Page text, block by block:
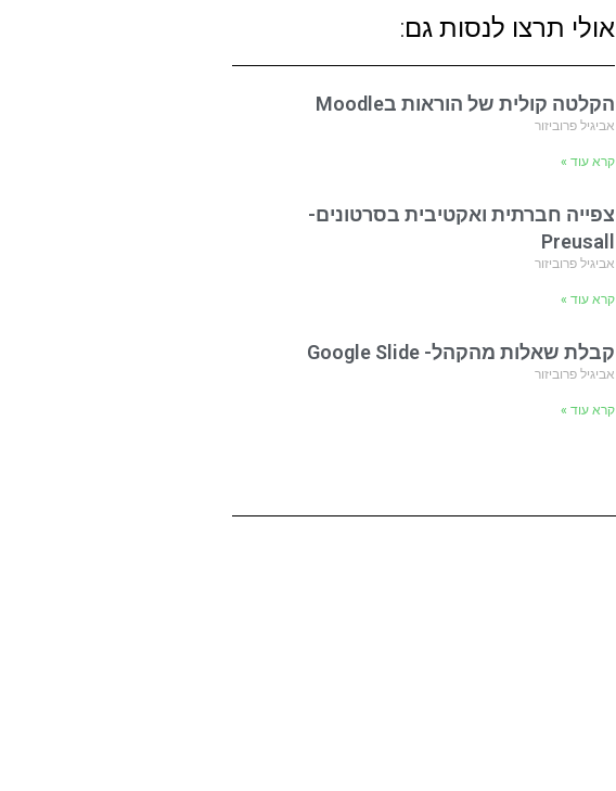
אולי תרצו לנסות גם:
הקלטה קולית של הוראות בMoodle
אביגיל פרוביזור
קרא עוד »
צפייה חברתית ואקטיבית בסרטונים-
Preusall
אביגיל פרוביזור
קרא עוד »
קבלת שאלות מהקהל- Google Slide
אביגיל פרוביזור
קרא עוד »